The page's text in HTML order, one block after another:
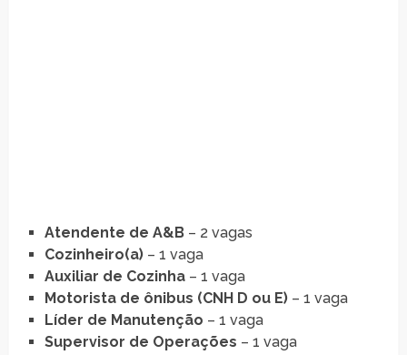
Atendente de A&B– 2 vagas
Cozinheiro(a)– 1 vaga
Auxiliar de Cozinha– 1 vaga
Motorista de ônibus (CNH D ou E)– 1 vaga
Líder de Manutenção – 1 vaga
Supervisor de Operações – 1 vaga